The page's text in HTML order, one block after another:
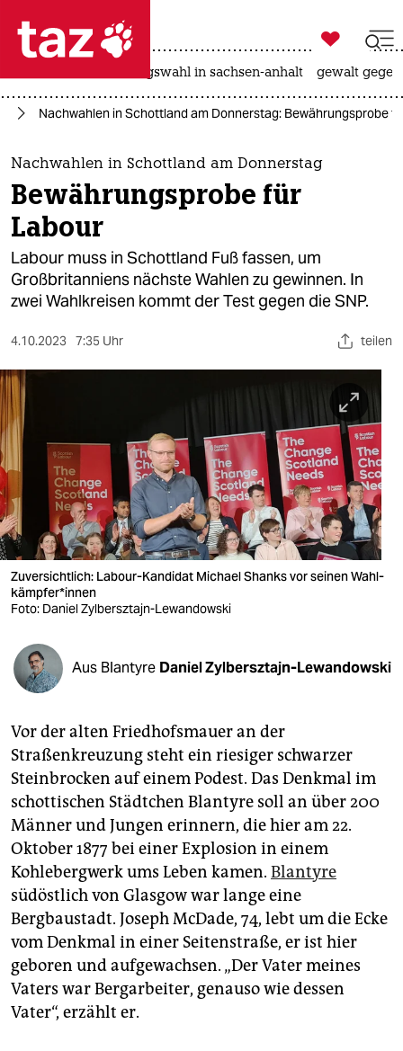
 taz zahl ich
taz zahl ich
themen
politik
öko
gesellschaft
sport
berlin
nord
wahrheit
verlag
verlag
veranstaltungen
fragen & hilfe
abo
genossenschaft
epaper login

taz zahl ich
landtagswahl in sachsen-anhalt gewalt
Nachwahlen in Schottland am Donnerstag: Bewährungsprobe
Nachwahlen in Schottland am Donnerstag
Bewährungsprobe für
Labour
Labour muss in Schottland Fuß fassen, um
Großbritanniens nächste Wahlen zu gewinnen. In
zwei Wahlkreisen kommt der Test gegen die SNP.
4.10.2023 7:35 Uhr teilen
Zuversichtlich: Labour-Kandidat Michael Shanks vor seinen Wahl­
kämp­fe­r*in­nen
Foto: Daniel Zylbersztajn-Lewandowski
Aus Blantyre Daniel Zylbersztajn-Lewandowski
Vor der alten Friedhofsmauer an der
Straßenkreuzung steht ein riesiger schwarzer
Steinbrocken auf einem Podest. Das Denkmal im
schottischen Städtchen Blantyre soll an über 200
Männer und Jungen erinnern, die hier am 22.
Oktober 1877 bei einer Explosion in einem
Kohlebergwerk ums Leben kamen. Blantyre
südöstlich von Glasgow war lange eine
Bergbaustadt. Joseph McDade, 74, lebt um die Ecke
vom Denkmal in einer Seitenstraße, er ist hier
geboren und aufgewachsen. „Der Vater meines
Vaters war Bergarbeiter, genauso wie dessen
Vater“, erzählt er.